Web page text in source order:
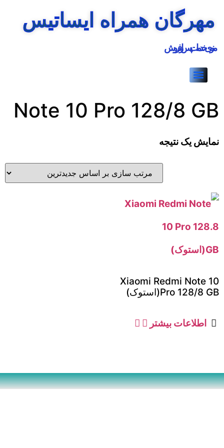
مهرگان همراه ایساتیس
منوی خدمات پس از فروش
Note 10 Pro 128/8 GB
نمایش یک نتیجه
Xiaomi Redmi Note 10
Pro 128/8 GB(استوک)
اطلاعات بیشتر